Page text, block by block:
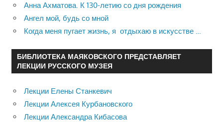
Анна Ахматова. К 130-летию со дня рождения
Ангел мой, будь со мной
Когда меня пугает жизнь, я отдыхаю в искусстве …
БИБЛИОТЕКА МАЯКОВСКОГО ПРЕДСТАВЛЯЕТ
ЛЕКЦИИ РУССКОГО МУЗЕЯ
Лекции Елены Станкевич
Лекции Алексея Курбановского
Лекции Александра Кибасова